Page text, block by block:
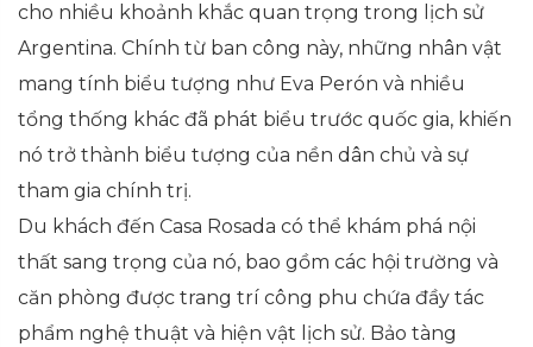
cho nhiều khoảnh khắc quan trọng trong lịch sử
Argentina. Chính từ ban công này, những nhân vật
mang tính biểu tượng như Eva Perón và nhiều
tổng thống khác đã phát biểu trước quốc gia, khiến
nó trở thành biểu tượng của nền dân chủ và sự
tham gia chính trị.
Du khách đến Casa Rosada có thể khám phá nội
thất sang trọng của nó, bao gồm các hội trường và
căn phòng được trang trí công phu chứa đầy tác
phẩm nghệ thuật và hiện vật lịch sử. Bảo tàng